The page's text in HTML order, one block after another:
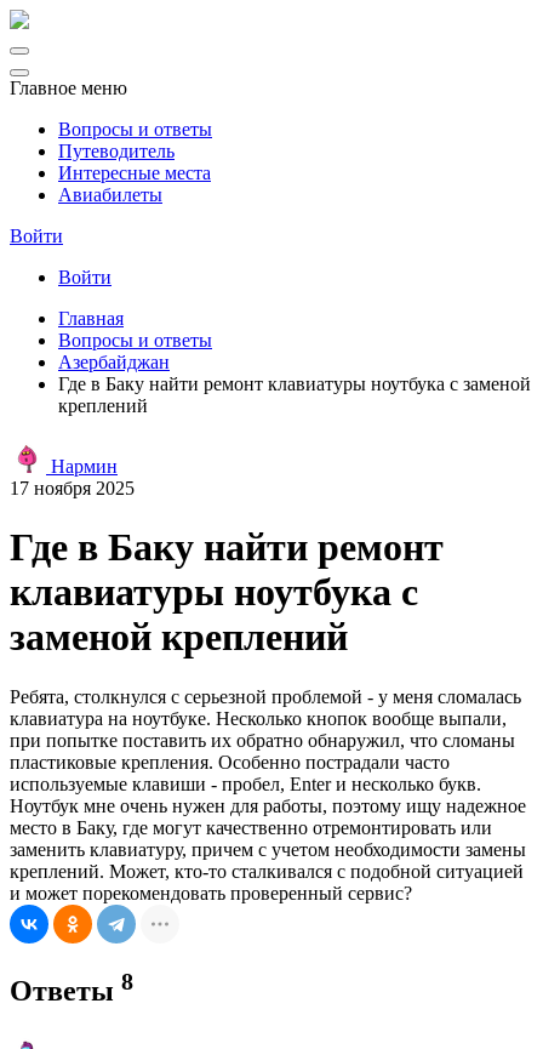
Главное меню
Вопросы и ответы
Путеводитель
Интересные места
Авиабилеты
Войти
Войти
Главная
Вопросы и ответы
Азербайджан
Где в Баку найти ремонт клавиатуры ноутбука с заменой
креплений
Нармин
17 ноября 2025
Где в Баку найти ремонт
клавиатуры ноутбука с
заменой креплений
Ребята, столкнулся с серьезной проблемой - у меня сломалась
клавиатура на ноутбуке. Несколько кнопок вообще выпали,
при попытке поставить их обратно обнаружил, что сломаны
пластиковые крепления. Особенно пострадали часто
используемые клавиши - пробел, Enter и несколько букв.
Ноутбук мне очень нужен для работы, поэтому ищу надежное
место в Баку, где могут качественно отремонтировать или
заменить клавиатуру, причем с учетом необходимости замены
креплений. Может, кто-то сталкивался с подобной ситуацией
и может порекомендовать проверенный сервис?
Ответы 8